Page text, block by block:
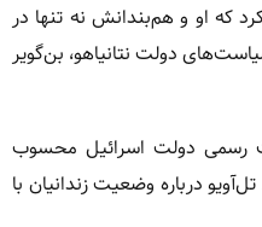
که او و هم‌بندانش نه تنها در
دولت نتانیاهو، بن‌گویر
رسمی دولت اسرائیل محسوب
درباره وضعیت زندانیان با